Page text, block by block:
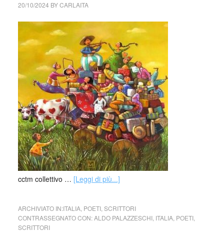
20/10/2024 BYCARLAITA
cctm collettivo … [Leggi di più...]
ARCHIVIATO IN:ITALIA, POETI, SCRITTORI
CONTRASSEGNATO CON:ALDO PALAZZESCHI, ITALIA, POETI,
SCRITTORI